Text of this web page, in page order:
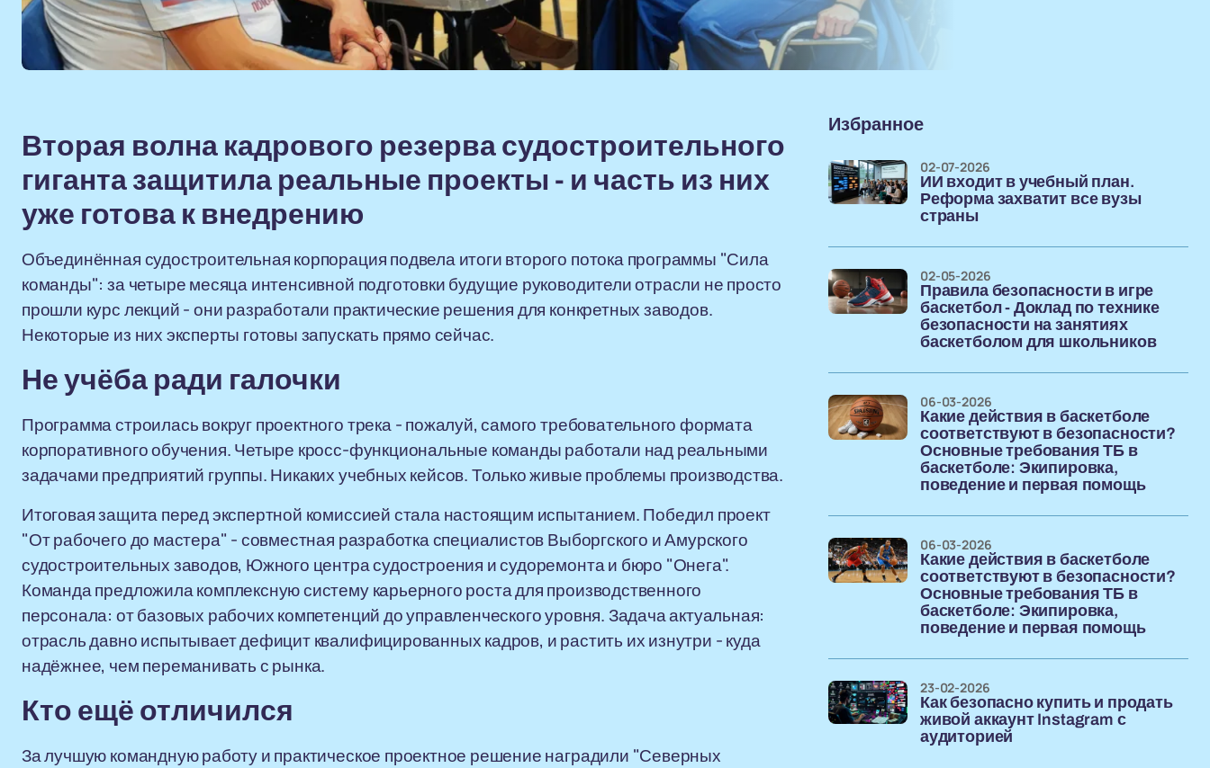
Вторая волна кадрового резерва судостроительного
гиганта защитила реальные проекты - и часть из них
уже готова к внедрению
Объединённая судостроительная корпорация подвела итоги второго потока программы "Сила
команды": за четыре месяца интенсивной подготовки будущие руководители отрасли не просто
прошли курс лекций - они разработали практические решения для конкретных заводов.
Некоторые из них эксперты готовы запускать прямо сейчас.
Не учёба ради галочки
Программа строилась вокруг проектного трека - пожалуй, самого требовательного формата
корпоративного обучения. Четыре кросс-функциональные команды работали над реальными
задачами предприятий группы. Никаких учебных кейсов. Только живые проблемы производства.
Итоговая защита перед экспертной комиссией стала настоящим испытанием. Победил проект
"От рабочего до мастера" - совместная разработка специалистов Выборгского и Амурского
судостроительных заводов, Южного центра судостроения и судоремонта и бюро "Онега".
Команда предложила комплексную систему карьерного роста для производственного
персонала: от базовых рабочих компетенций до управленческого уровня. Задача актуальная:
отрасль давно испытывает дефицит квалифицированных кадров, и растить их изнутри - куда
надёжнее, чем переманивать с рынка.
Кто ещё отличился
За лучшую командную работу и практическое проектное решение наградили "Северных
Избранное
ИИ входит в учебный план.
Реформа захватит все вузы
страны
02-07-2026
Правила безопасности в игре
баскетбол - Доклад по технике
безопасности на занятиях
баскетболом для школьников
02-05-2026
Какие действия в баскетболе
соответствуют в безопасности?
Основные требования ТБ в
баскетболе: Экипировка,
поведение и первая помощь
06-03-2026
Какие действия в баскетболе
соответствуют в безопасности?
Основные требования ТБ в
баскетболе: Экипировка,
поведение и первая помощь
06-03-2026
Как безопасно купить и продать
живой аккаунт Instagram с
аудиторией
23-02-2026